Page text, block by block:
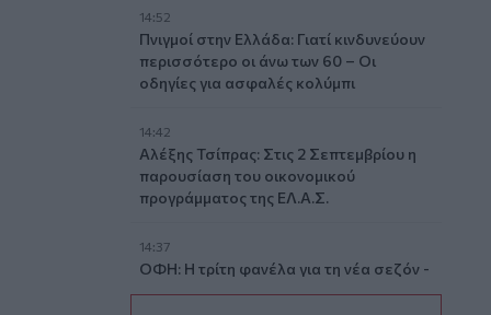
14:52
Πνιγμοί στην Ελλάδα: Γιατί κινδυνεύουν
περισσότερο οι άνω των 60 – Οι
οδηγίες για ασφαλές κολύμπι
14:42
Αλέξης Τσίπρας: Στις 2 Σεπτεμβρίου η
παρουσίαση του οικονομικού
προγράμματος της ΕΛ.Α.Σ.
14:37
ΟΦΗ: Η τρίτη φανέλα για τη νέα σεζόν -
«Το πορτοκαλί που κουβαλά την